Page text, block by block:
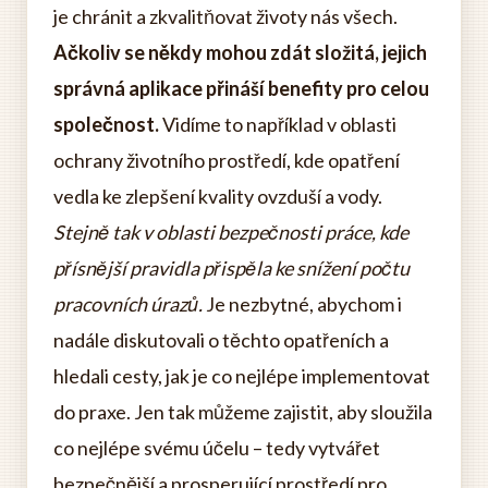
je chránit a zkvalitňovat životy nás všech.
Ačkoliv se někdy mohou zdát složitá, jejich
správná aplikace přináší benefity pro celou
společnost.Vidíme to například v oblasti
ochrany životního prostředí, kde opatření
vedla ke zlepšení kvality ovzduší a vody.
Stejně tak v oblasti bezpečnosti práce, kde
přísnější pravidla přispěla ke snížení počtu
pracovních úrazů.Je nezbytné, abychom i
nadále diskutovali o těchto opatřeních a
hledali cesty, jak je co nejlépe implementovat
do praxe. Jen tak můžeme zajistit, aby sloužila
co nejlépe svému účelu – tedy vytvářet